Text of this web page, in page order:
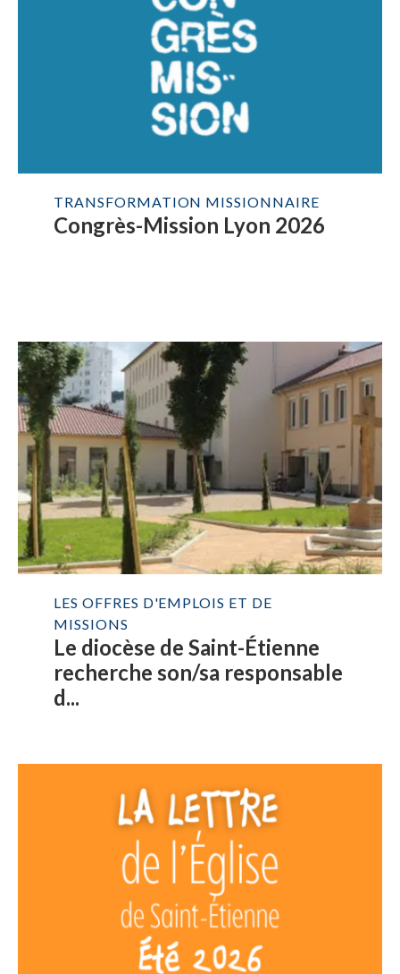
TRANSFORMATION MISSIONNAIRE
Congrès-Mission Lyon 2026
LES OFFRES D'EMPLOIS ET DE
MISSIONS
Le diocèse de Saint-Étienne
recherche son/sa responsable
d...